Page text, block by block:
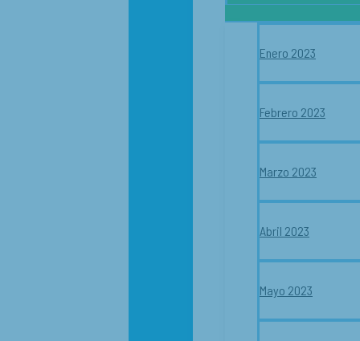
Enero 2023
Febrero 2023
Marzo 2023
Abril 2023
Mayo 2023